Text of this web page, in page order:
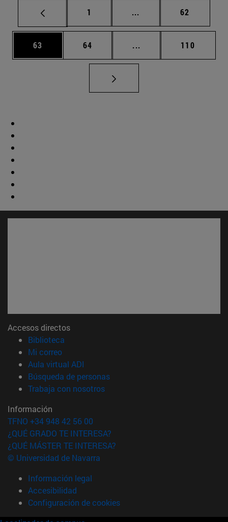
Página
1 ... Páginas intermedias
Página
62
Página
63 Página
64 ... Páginas intermedias
Página
110
Accesos directos
Biblioteca
Mi correo(abre en nueva ventana)
Aula virtual ADI
Búsqueda de personas(abre en nueva ventana)
Trabaja con nosotros(abre en nueva ventana)
Información
TFNO +34 948 42 56 00
¿QUÉ GRADO TE INTERESA?
¿QUÉ MÁSTER TE INTERESA?
© Universidad de Navarra
Información legal
Accesibilidad
Configuración de cookies